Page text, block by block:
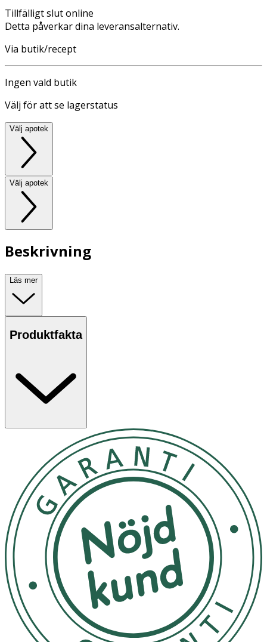
Tillfälligt slut online
Detta påverkar dina leveransalternativ.
Via butik/recept
Ingen vald butik
Välj för att se lagerstatus
Välj apotek
Välj apotek
Beskrivning
Läs mer
Produktfakta